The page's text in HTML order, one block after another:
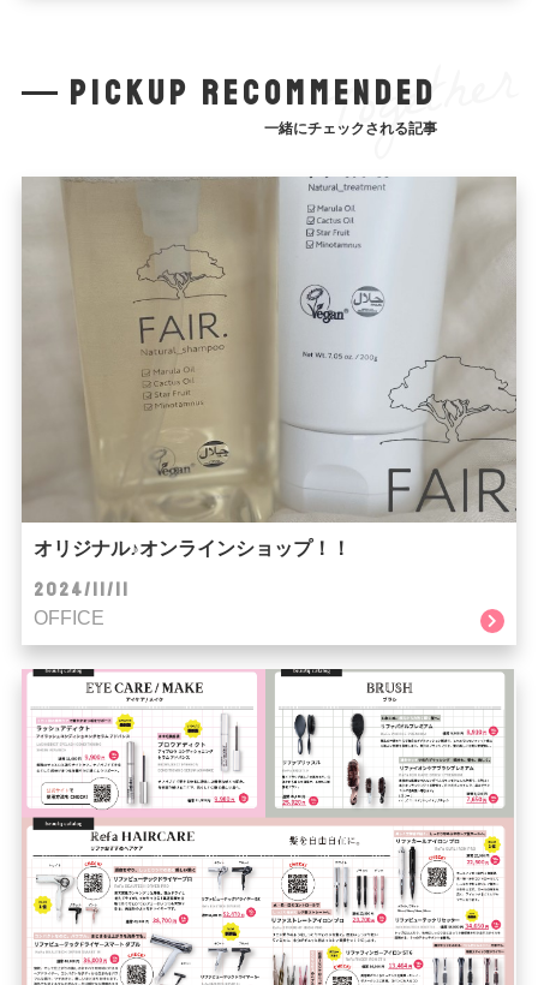
pickup recommended
一緒にチェックされる記事
Together
オリジナル♪オンラインショップ！！
2024/11/11
OFFICE